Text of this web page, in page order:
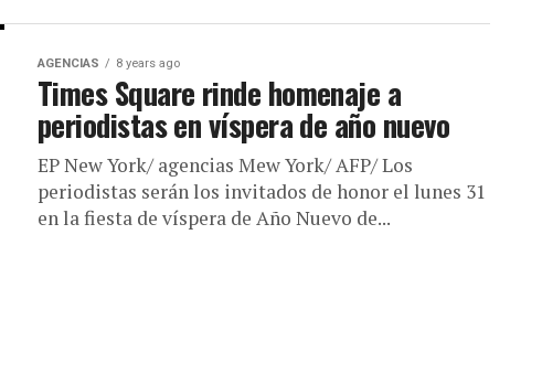
AGENCIAS 8 years ago
Times Square rinde homenaje a
periodistas en víspera de año nuevo
EP New York/ agencias Mew York/ AFP/ Los
periodistas serán los invitados de honor el lunes 31
en la fiesta de víspera de Año Nuevo de...